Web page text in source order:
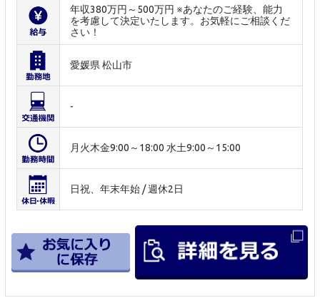
年収380万円～500万円 ※あなたのご経験、能力
を考慮して決定いたします。お気軽にご相談くだ
さい！
愛媛県 松山市
-
月火木金9:00～18:00 水土9:00～15:00
日祝、年末年始 / 週休2日